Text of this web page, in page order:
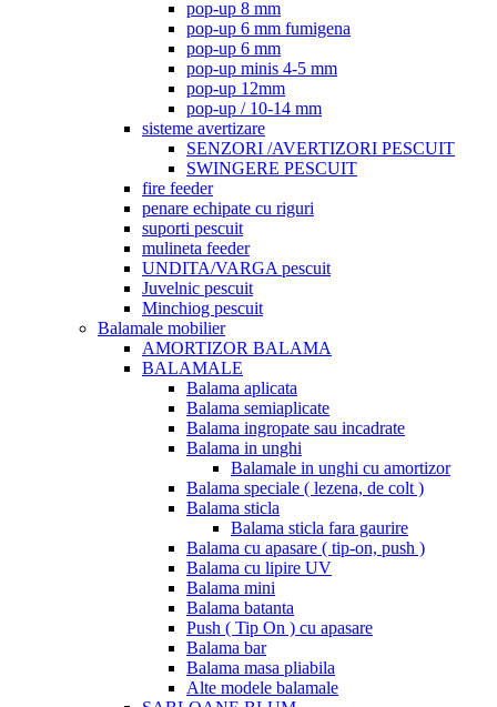
pop-up 8 mm
pop-up 6 mm fumigena
pop-up 6 mm
pop-up minis 4-5 mm
pop-up 12mm
pop-up / 10-14 mm
sisteme avertizare
SENZORI /AVERTIZORI PESCUIT
SWINGERE PESCUIT
fire feeder
penare echipate cu riguri
suporti pescuit
mulineta feeder
UNDITA/VARGA pescuit
Juvelnic pescuit
Minchiog pescuit
Balamale mobilier
AMORTIZOR BALAMA
BALAMALE
Balama aplicata
Balama semiaplicate
Balama ingropate sau incadrate
Balama in unghi
Balamale in unghi cu amortizor
Balama speciale ( lezena, de colt )
Balama sticla
Balama sticla fara gaurire
Balama cu apasare ( tip-on, push )
Balama cu lipire UV
Balama mini
Balama batanta
Push ( Tip On ) cu apasare
Balama bar
Balama masa pliabila
Alte modele balamale